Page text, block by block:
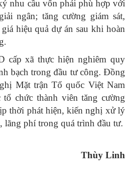
nhu cầu vốn phải phù hợp với
ngân; tăng cường giám sát,
hiệu quả dự án sau khi hoàn
cấp xã thực hiện nghiêm quy
bạch trong đầu tư công. Đồng
Mặt trận Tổ quốc Việt Nam
chức thành viên tăng cường
thời phát hiện, kiến nghị xử lý
lãng phí trong quá trình đầu tư.
Thùy Linh